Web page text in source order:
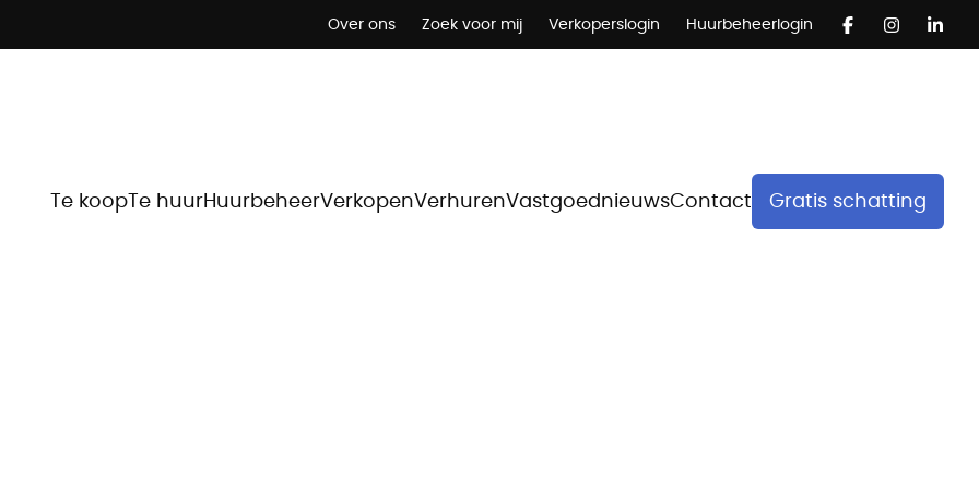
Over ons Zoek voor mij Verkoperslogin Huurbeheerlogin
Te koopTe huurHuurbeheerVerkopenVerhurenVastgoednieuwsContact Gratis schatting